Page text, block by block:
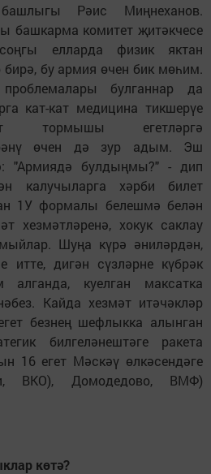
Рәис Миңнеханов.
башкарма комитет җитәкчесе
елларда физик яктан
бирә, бу армия өчен бик мөһим.
булганнар да
кат-кат медицина тикшерүе
тормышы егетләргә
өчен дә зур адым. Эш
"Армиядә булдыңмы?" - дип
калучыларга хәрби билет
1У формалы белешмә белән
хезмәтләренә, хокук саклау
Шуңа күрә әниләрдән,
дигән сүзләрне күбрәк
куелган максатка
Кайда хезмәт итәчәкләр
безнең шефлыкка алынган
билгеләнештәге ракета
16 егет Мәскәү өлкәсендәге
ВКО), Домодедово, ВМФ)
көтә?